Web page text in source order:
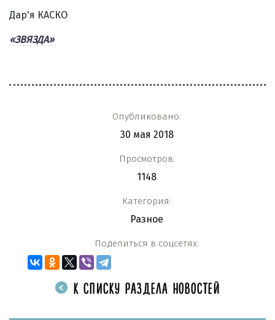
Дар'я КАСКО
«ЗВЯЗДА»
Опубликовано:
30 мая 2018
Просмотров:
1148
Категория:
Разное
Поделиться в соцсетях:
К СПИСКУ РАЗДЕЛА НОВОСТЕЙ